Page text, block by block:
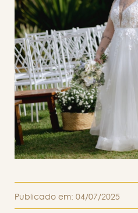
Publicado em: 04/07/2025